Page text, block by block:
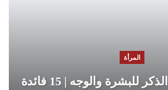
المرأة
فوائد زيت لبان الذكر للبشرة والوجه | 15 فائدة